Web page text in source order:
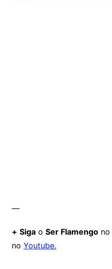
—
+ Sigao Ser Flamengono
no Youtube.